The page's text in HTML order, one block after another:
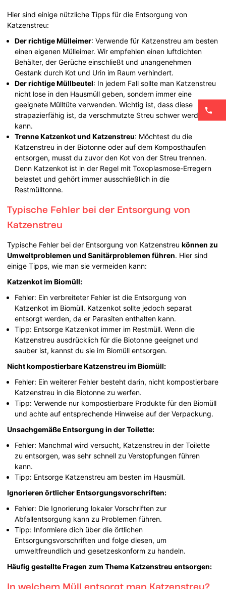
Hier sind einige nützliche Tipps für die Entsorgung von
Katzenstreu:
Der richtige Mülleimer: Verwende für Katzenstreu am besten
einen eigenen Mülleimer. Wir empfehlen einen luftdichten
Behälter, der Gerüche einschließt und unangenehmen
Gestank durch Kot und Urin im Raum verhindert.
Der richtige Müllbeutel: In jedem Fall sollte man Katzenstreu
nicht lose in den Hausmüll geben, sondern immer eine
geeignete Mülltüte verwenden. Wichtig ist, dass diese
strapazierfähig ist, da verschmutzte Streu schwer werden
kann.
Trenne Katzenkot und Katzenstreu: Möchtest du die
Katzenstreu in der Biotonne oder auf dem Komposthaufen
entsorgen, musst du zuvor den Kot von der Streu trennen.
Denn Katzenkot ist in der Regel mit Toxoplasmose-Erregern
belastet und gehört immer ausschließlich in die
Restmülltonne.
Typische Fehler bei der Entsorgung von
Katzenstreu
Typische Fehler bei der Entsorgung von Katzenstreukönnen zu
Umweltproblemen und Sanitärproblemen führen. Hier sind
einige Tipps, wie man sie vermeiden kann:
Katzenkot im Biomüll:
Fehler: Ein verbreiteter Fehler ist die Entsorgung von
Katzenkot im Biomüll. Katzenkot sollte jedoch separat
entsorgt werden, da er Parasiten enthalten kann.
Tipp: Entsorge Katzenkot immer im Restmüll. Wenn die
Katzenstreu ausdrücklich für die Biotonne geeignet und
sauber ist, kannst du sie im Biomüll entsorgen.
Nicht kompostierbare Katzenstreu im Biomüll:
Fehler: Ein weiterer Fehler besteht darin, nicht kompostierbare
Katzenstreu in die Biotonne zu werfen.
Tipp: Verwende nur kompostierbare Produkte für den Biomüll
und achte auf entsprechende Hinweise auf der Verpackung.
Unsachgemäße Entsorgung in der Toilette:
Fehler: Manchmal wird versucht, Katzenstreu in der Toilette
zu entsorgen, was sehr schnell zu Verstopfungen führen
kann.
Tipp: Entsorge Katzenstreu am besten im Hausmüll.
Ignorieren örtlicher Entsorgungsvorschriften:
Fehler: Die Ignorierung lokaler Vorschriften zur
Abfallentsorgung kann zu Problemen führen.
Tipp: Informiere dich über die örtlichen
Entsorgungsvorschriften und folge diesen, um
umweltfreundlich und gesetzeskonform zu handeln.
Häufig gestellte Fragen zum Thema Katzenstreu entsorgen:
In welchem Müll entsorgt man Katzenstreu?